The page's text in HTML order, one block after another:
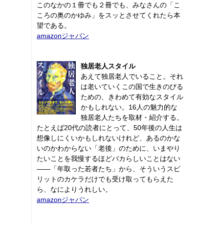
このなかの１冊でも２冊でも、みなさんの「こ
ころの奥のかゆみ」をスッとさせてくれたら本
望である。
amazonジャパン
独居老人スタイル
あえて独居老人でいること。それ
は老いていくこの国で生きのびる
ための、きわめて有効なスタイル
かもしれない。16人の魅力的な
独居老人たちを取材・紹介する。
たとえば20代の読者にとって、50年後の人生は
想像しにくいかもしれないけれど、あるのかな
いのかわからない「老後」のために、いまやり
たいことを我慢するほどバカらしいことはない
――「年取った若者たち」から、そういうスピ
リットのカケラだけでも受け取ってもらえた
ら、なによりうれしい。
amazonジャパン